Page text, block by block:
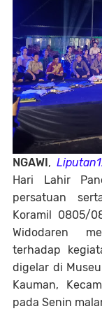
NGAWI,
Hari Lahir
persatuan
Koramil 0805/
Widodaren
terhadap
digelar di
Kauman,
pada Senin